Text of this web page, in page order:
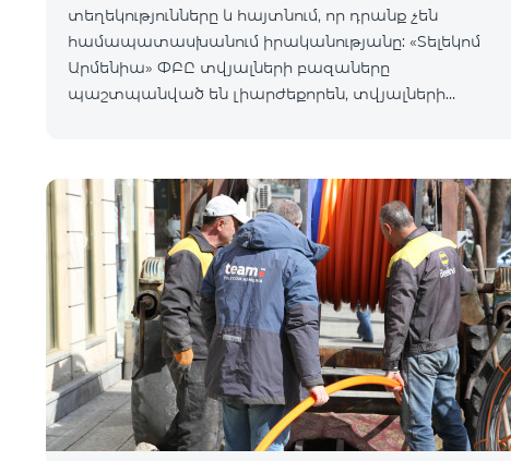
տեղեկությունները և հայտնում, որ դրանք չեն
համապատասխանում իրականությանը: «Տելեկոմ
Արմենիա» ՓԲԸ տվյալների բազաները
պաշտպանված են լիարժեքորեն, տվյալների